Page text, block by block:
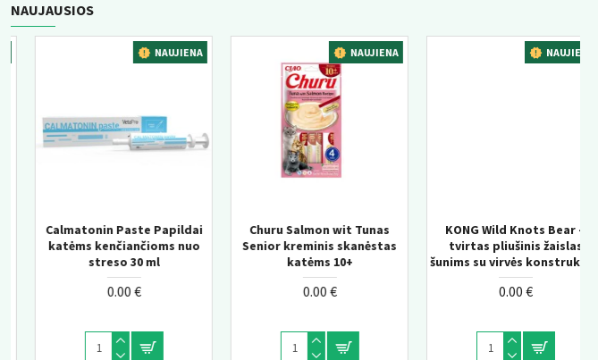
NAUJAUSIOS
NAUJIENA
Churu Salmon wit Tunas
Senior kreminis skanėstas
katėms 10+
0.00 €
NAUJIENA
KONG Wild Knots Bear –
tvirtas pliušinis žaislas
šunims su virvės konstrukcija
0.00 €
NAUJIENA
KONG Knots Chicken M/L –
pliušinis žaislas šunims su
vidine virve
0.00 €